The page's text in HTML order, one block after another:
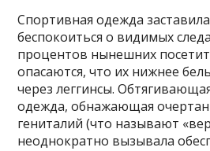
Спортивная одежда
беспокоиться о видимых
процентов нынешних
опасаются, что их нижнее
через леггинсы.
одежда, обнажающая
гениталий (что называют
неоднократно вызывала